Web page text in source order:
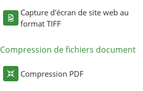
Capture d'écran de site web au
format TIFF
Compression de fichiers document
Compression PDF